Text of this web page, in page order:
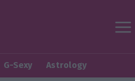
G-Sexy Astrology